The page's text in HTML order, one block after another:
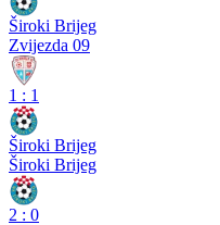
Široki Brijeg
Zvijezda 09
1 : 1
Široki Brijeg
Široki Brijeg
2 : 0